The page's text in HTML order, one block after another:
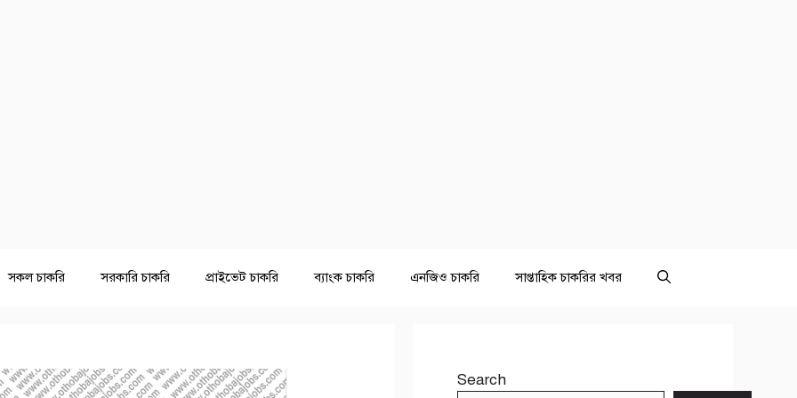
সকল চাকরি সরকারি চাকরি প্রাইভেট চাকরি ব্যাংক চাকরি এনজিও চাকরি সাপ্তাহিক চাকরির খবর
Search